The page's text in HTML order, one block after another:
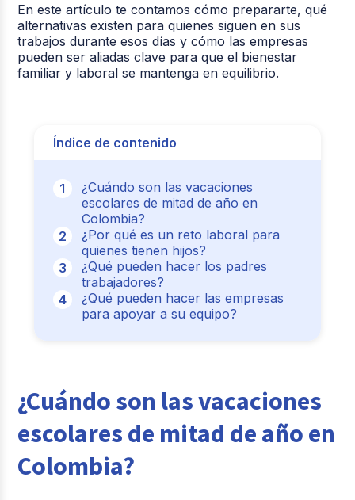
En este artículo te contamos cómo prepararte, qué
alternativas existen para quienes siguen en sus
trabajos durante esos días y cómo las empresas
pueden ser aliadas clave para que el bienestar
familiar y laboral se mantenga en equilibrio.
Índice de contenido
¿Cuándo son las vacaciones
escolares de mitad de año en
Colombia?
¿Por qué es un reto laboral para
quienes tienen hijos?
¿Qué pueden hacer los padres
trabajadores?
¿Qué pueden hacer las empresas
para apoyar a su equipo?
¿Cuándo son las vacaciones
escolares de mitad de año en
Colombia?